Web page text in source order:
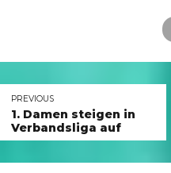
PREVIOUS
1. Damen steigen in
Verbandsliga auf